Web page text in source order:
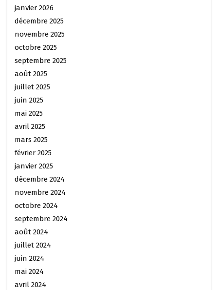
janvier 2026
décembre 2025
novembre 2025
octobre 2025
septembre 2025
août 2025
juillet 2025
juin 2025
mai 2025
avril 2025
mars 2025
février 2025
janvier 2025
décembre 2024
novembre 2024
octobre 2024
septembre 2024
août 2024
juillet 2024
juin 2024
mai 2024
avril 2024